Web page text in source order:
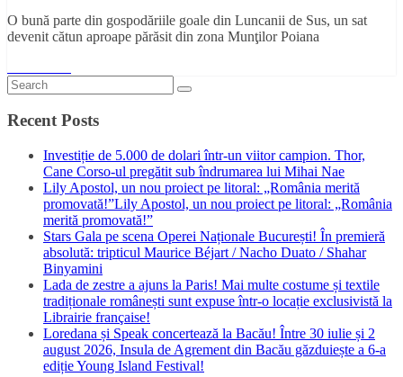
O bună parte din gospodăriile goale din Luncanii de Sus, un sat
devenit cătun aproape părăsit din zona Munţilor Poiana
Recent Posts
Investiție de 5.000 de dolari într-un viitor campion. Thor,
Cane Corso-ul pregătit sub îndrumarea lui Mihai Nae
Lily Apostol, un nou proiect pe litoral: „România merită
promovată!”Lily Apostol, un nou proiect pe litoral: „România
merită promovată!”
Stars Gala pe scena Operei Naționale București! În premieră
absolută: tripticul Maurice Béjart / Nacho Duato / Shahar
Binyamini
Lada de zestre a ajuns la Paris! Mai multe costume și textile
tradiționale românești sunt expuse într-o locație exclusivistă la
Librairie française!
Loredana și Speak concertează la Bacău! Între 30 iulie și 2
august 2026, Insula de Agrement din Bacău găzduiește a 6-a
ediție Young Island Festival!